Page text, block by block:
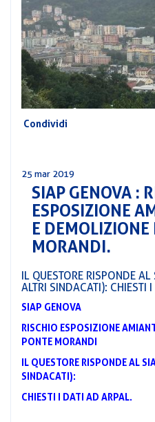
PREVIDENZA
CONVENZIONI
AREA
DIRIGENZIALE
CIRCOLARI
CORSI
MOBILITÀ
DEL
PERSONALE
Condividi
25 mar 2019
SIAP GENOVA :
ESPOSIZIONE
E DEMOLIZIONE
MORANDI.
IL QUESTORE RISPONDE
ALTRI SINDACATI): CHIESTI
SIAP GENOVA
RISCHIO ESPOSIZIONE
PONTE MORANDI
IL QUESTORE RISPONDE AL
SINDACATI):
CHIESTI I DATI AD ARPAL.